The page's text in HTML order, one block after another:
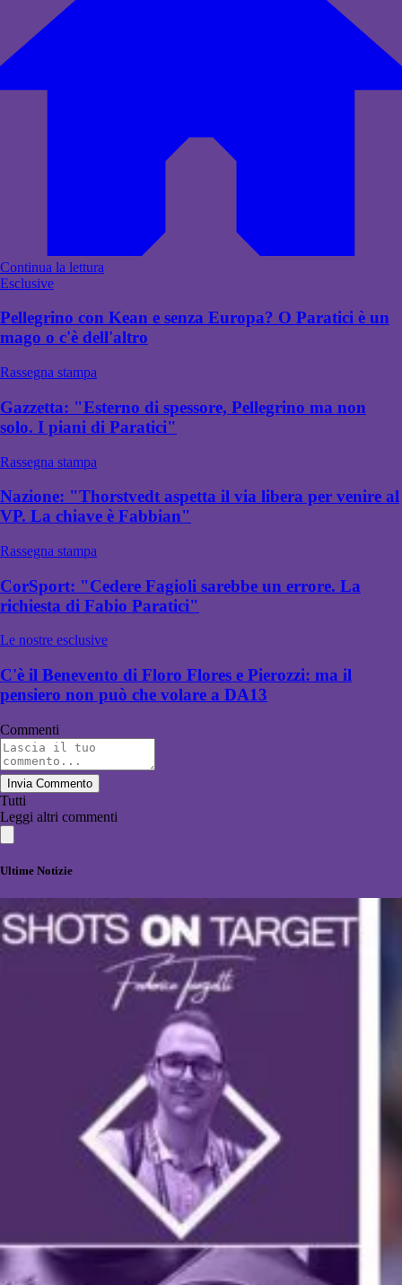
Continua la lettura
Esclusive
Pellegrino con Kean e senza Europa? O Paratici è un
mago o c'è dell'altro
Rassegna stampa
Gazzetta: "Esterno di spessore, Pellegrino ma non
solo. I piani di Paratici"
Rassegna stampa
Nazione: "Thorstvedt aspetta il via libera per venire al
VP. La chiave è Fabbian"
Rassegna stampa
CorSport: "Cedere Fagioli sarebbe un errore. La
richiesta di Fabio Paratici"
Le nostre esclusive
C'è il Benevento di Floro Flores e Pierozzi: ma il
pensiero non può che volare a DA13
Commenti
Invia Commento
Tutti
Leggi altri commenti
Ultime Notizie